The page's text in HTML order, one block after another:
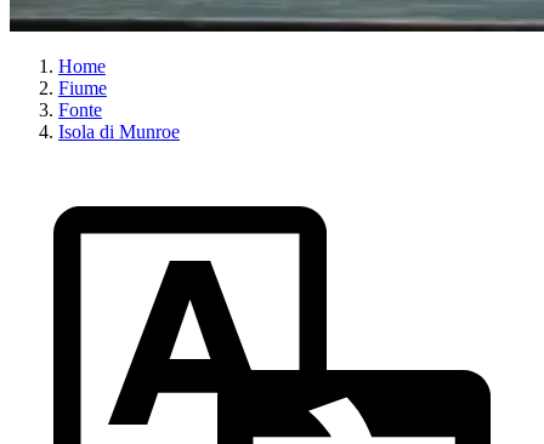
Home
Fiume
Fonte
Isola di Munroe